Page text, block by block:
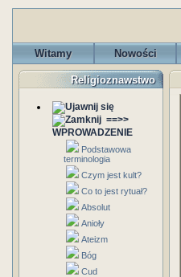
Witamy Nowości
Religioznawstwo
==>>
WPROWADZENIE
Podstawowa
terminologia
Czym jest kult?
Co to jest rytuał?
Absolut
Anioły
Ateizm
Bóg
Cud